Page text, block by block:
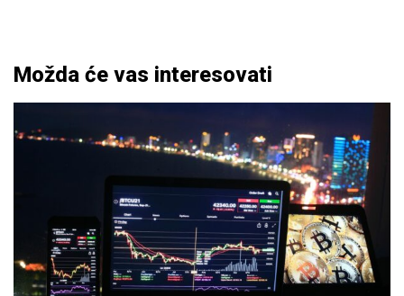
Možda će vas interesovati